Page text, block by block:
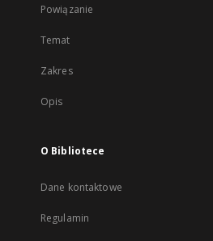
Powiązanie
Temat
Zakres
Opis
O Bibliotece
Dane kontaktowe
Regulamin